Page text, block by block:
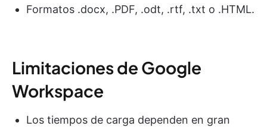
Formatos .docx, .PDF, .odt, .rtf, .txt o .HTML.
Limitaciones de Google
Workspace
Los tiempos de carga dependen en gran